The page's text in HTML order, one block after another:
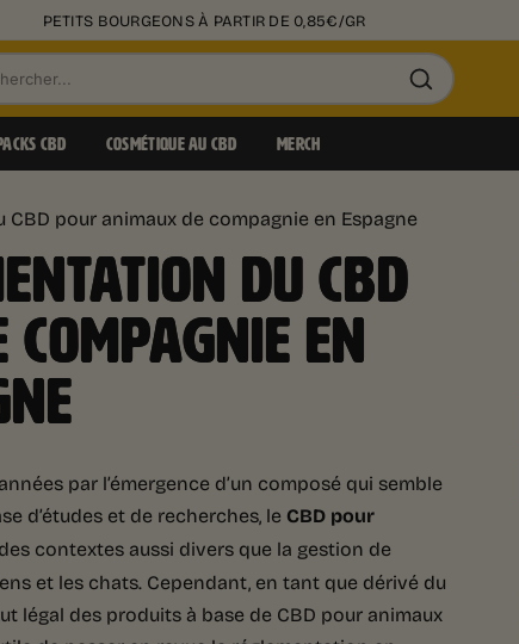
PETITS BOURGEONS À PARTIR DE 0,85€/GR
PACKS CBD COSMÉTIQUE AU CBD MERCH
pour animaux de compagnie en Espagne
DU CBD
EN
par l’émergence d’un composé qui semble
d’études et de recherches, le CBD pour
contextes aussi divers que la gestion de
et les chats. Cependant, en tant que dérivé du
légal des produits à base de CBD pour animaux